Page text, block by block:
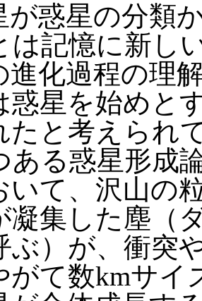
惑星の分類
は記憶に新し
進化過程の理
惑星を始めと
たと考えられ
ある惑星形成
いて、沢山の
凝集した塵（
ぶ）が、衝突
がて数kmサイ